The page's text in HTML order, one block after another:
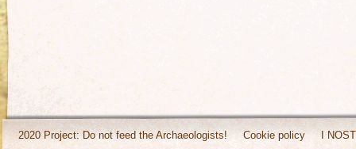
2020 Project: Do not feed the Archaeologists! Cookie policy I